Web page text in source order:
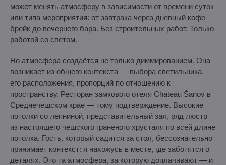
может менять атмосферу в зависимости от времени суток
или типа мероприятия: от завтрака через дневный кофе-
брейк до вечернего бара. Без строительных работ. Только
работой со светом.
Но атмосфера создаётся не только диммированием. Она
возникает из общего контекста — выбора светильника,
его расположения, пропорций по отношению к
пространству. Ресторан замкового отеля Chateau Šanov в
Среднечешском крае — тому подтверждение. Высокие
потолки со лепниной, представительный зал, ряд люстр
из настоящего чешского гранёного хрусталя по всей длине
потолка. Гость, который садится за стол, бессознательно
принимает контекст: я нахожусь в месте, где заботятся о
деталях. Это та атмосфера, за которую доплачивают — и